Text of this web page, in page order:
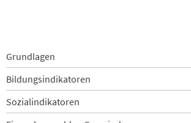
Navigation
überspringen
Grundlagen
Bildungsindikatoren
Sozialindikatoren